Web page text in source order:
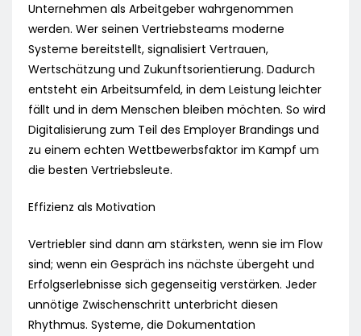
Unternehmen als Arbeitgeber wahrgenommen
werden. Wer seinen Vertriebsteams moderne
Systeme bereitstellt, signalisiert Vertrauen,
Wertschätzung und Zukunftsorientierung. Dadurch
entsteht ein Arbeitsumfeld, in dem Leistung leichter
fällt und in dem Menschen bleiben möchten. So wird
Digitalisierung zum Teil des Employer Brandings und
zu einem echten Wettbewerbsfaktor im Kampf um
die besten Vertriebsleute.
Effizienz als Motivation
Vertriebler sind dann am stärksten, wenn sie im Flow
sind; wenn ein Gespräch ins nächste übergeht und
Erfolgserlebnisse sich gegenseitig verstärken. Jeder
unnötige Zwischenschritt unterbricht diesen
Rhythmus. Systeme, die Dokumentation